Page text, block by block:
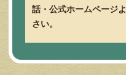
話・公式ホームページ
さい。